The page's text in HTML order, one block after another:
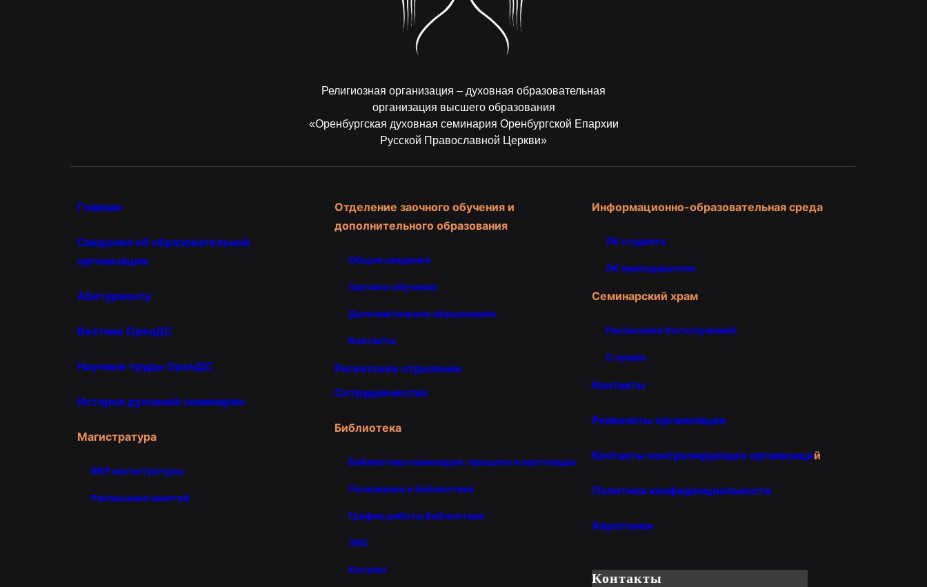
Религиозная организация – духовная образовательная
организация высшего образования
«Оренбургская духовная семинария Оренбургской Епархии
Русской Православной Церкви»
Главная
Сведения об образовательной
организации
Абитуриенту
Вестник ОренДС
Научные труды ОренДС
История духовной семинарии
Магистратура
ВКР магистратуры
Расписание занятий
Отделение заочного обучения и
дополнительного образования
Общие сведения
Заочное обучение
Дополнительное образование
Контакты
Регентское отделение
Сотрудничество
Библиотека
Библиотека семинарии: прошлое и настоящее
Положение о библиотеке
График работы библиотеки
ЭБС
Каталог
Информационно-образовательная среда
ЛК студента
ЛК преподавателя
Семинарский храм
Расписание богослужений
О храме
Контакты
Реквизиты организации
Контакты контролирующих организаций
Политика конфиденциальности
Хиротонии
Контакты